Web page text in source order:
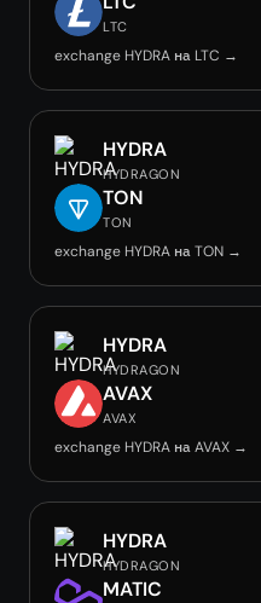
LTC
exchange HYDRA на LTC →
HYDRA
HYDRAGON
TON
TON
exchange HYDRA на TON →
HYDRA
HYDRAGON
AVAX
AVAX
exchange HYDRA на AVAX →
HYDRA
HYDRAGON
MATIC